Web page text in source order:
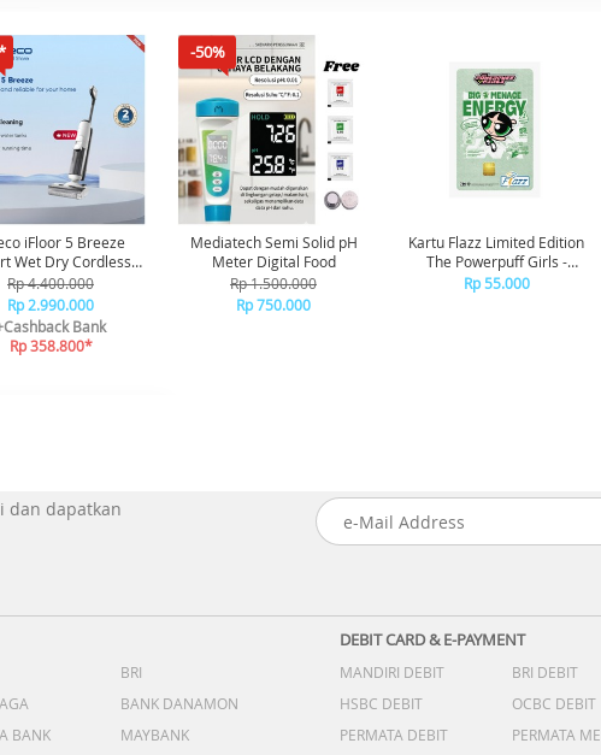
iFloor 5 Breeze
Cordless
Cleaner Vakum
Penghisap Debu
Rp 4.400.000
Rp 2.990.000
Bank
Rp 358.800*
-50%
Mediatech Semi Solid pH
Meter Digital Food
Rp 1.500.000
Rp 750.000
Kartu Flazz Limited Edition
The Powerpuff Girls -
Buttercup
Rp 55.000
dan dapatkan
BRI
BANK DANAMON
BANK
MAYBANK
DEBIT CARD & E-PAYMENT
MANDIRI DEBIT BRI DEBIT
HSBC DEBIT
OCBC DEBIT
PERMATA DEBIT
PERMATA ME